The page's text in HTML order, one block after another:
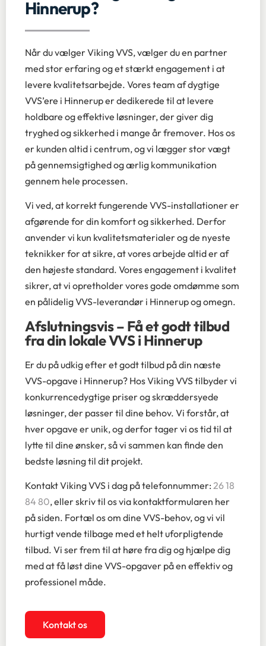
Hinnerup?
Når du vælger Viking VVS, vælger du en partner
med stor erfaring og et stærkt engagement i at
levere kvalitetsarbejde. Vores team af dygtige
VVS’ere i Hinnerup er dedikerede til at levere
holdbare og effektive løsninger, der giver dig
tryghed og sikkerhed i mange år fremover. Hos os
er kunden altid i centrum, og vi lægger stor vægt
på gennemsigtighed og ærlig kommunikation
gennem hele processen.
Vi ved, at korrekt fungerende VVS-installationer er
afgørende for din komfort og sikkerhed. Derfor
anvender vi kun kvalitetsmaterialer og de nyeste
teknikker for at sikre, at vores arbejde altid er af
den højeste standard. Vores engagement i kvalitet
sikrer, at vi opretholder vores gode omdømme som
en pålidelig VVS-leverandør i Hinnerup og omegn.
Afslutningsvis – Få et godt tilbud
fra din lokale VVS i Hinnerup
Er du på udkig efter et godt tilbud på din næste
VVS-opgave i Hinnerup? Hos Viking VVS tilbyder vi
konkurrencedygtige priser og skræddersyede
løsninger, der passer til dine behov. Vi forstår, at
hver opgave er unik, og derfor tager vi os tid til at
lytte til dine ønsker, så vi sammen kan finde den
bedste løsning til dit projekt.
Kontakt Viking VVS i dag på telefonnummer: 26 18
84 80, eller skriv til os via kontaktformularen her
på siden. Fortæl os om dine VVS-behov, og vi vil
hurtigt vende tilbage med et helt uforpligtende
tilbud. Vi ser frem til at høre fra dig og hjælpe dig
med at få løst dine VVS-opgaver på en effektiv og
professionel måde.
Kontakt os